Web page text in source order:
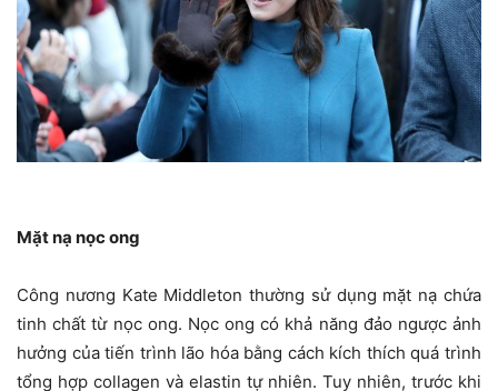
Mặt nạ nọc ong
Công nương Kate Middleton thường sử dụng mặt nạ chứa
tinh chất từ nọc ong. Nọc ong có khả năng đảo ngược ảnh
hưởng của tiến trình lão hóa bằng cách kích thích quá trình
tổng hợp collagen và elastin tự nhiên. Tuy nhiên, trước khi